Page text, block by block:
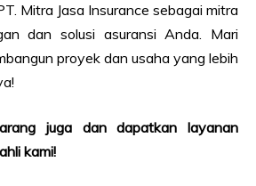
Mitra Jasa Insurance sebagai mitra
dan solusi asuransi Anda. Mari
proyek dan usaha yang lebih
juga dan dapatkan layanan
kami!